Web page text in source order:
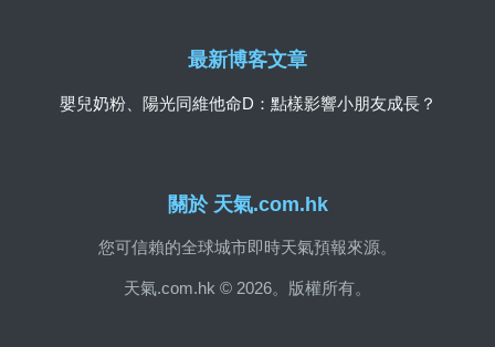
關於 天氣.com.hk
您可信賴的全球城市即時天氣預報來源。
天氣.com.hk © 2026。版權所有。
最新博客文章
嬰兒奶粉、陽光同維他命D：點樣影響小朋友成長？